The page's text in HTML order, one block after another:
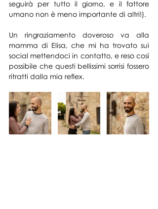
seguirà per tutto il giorno, e il fattore
umano non è meno importante di altri!).
Un ringraziamento doveroso va alla
mamma di Elisa, che mi ha trovato sui
social mettendoci in contatto, e reso così
possibile che questi bellissimi sorrisi fossero
ritratti dalla mia reflex.